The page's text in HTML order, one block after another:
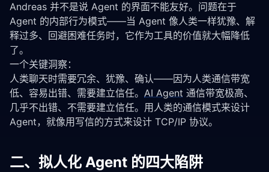
Andreas 并不是说 Agent 的界面不能友好。问题在于
Agent 的内部行为模式——当 Agent 像人类一样犹豫、解
释过多、回避困难任务时，它作为工具的价值就大幅降低
了。
一个关键洞察：
人类聊天时需要冗余、犹豫、确认——因为人类通信带宽
低、容易出错、需要建立信任。 AI Agent 通信带宽极高、
几乎不出错、不需要建立信任。用人类的通信模式来设计
Agent，就像用写信的方式来设计 TCP/IP 协议。
二、拟人化 Agent 的四大陷阱